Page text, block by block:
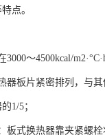
点。
～4500kcal/
器板片紧密排列，与
1/5；
板式换热器靠夹紧螺